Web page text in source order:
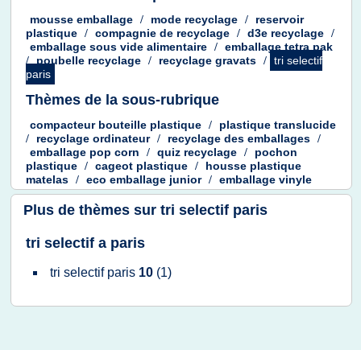
mousse emballage / mode recyclage /
reservoir
plastique / compagnie de recyclage / d3e recyclage /
emballage sous vide alimentaire / emballage tetra pak
/ poubelle recyclage / recyclage gravats / tri selectif
paris
Thèmes de la sous-rubrique
compacteur bouteille plastique /
plastique translucide
/
recyclage ordinateur / recyclage des emballages /
emballage pop corn
/ quiz recyclage /
pochon
plastique / cageot plastique /
housse plastique
matelas / eco emballage junior / emballage vinyle
Plus de thèmes sur tri selectif paris
tri selectif a paris
tri selectif paris 10 (1)